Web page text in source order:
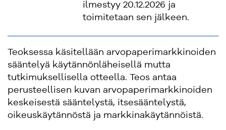
ilmestyy 20.12.2026 ja
toimitetaan sen jälkeen.
Teoksessa käsitellään arvopaperimarkkinoiden
sääntelyä käytännönläheisellä mutta
tutkimuksellisella otteella. Teos antaa
perusteellisen kuvan arvopaperimarkkinoiden
keskeisestä sääntelystä, itsesääntelystä,
oikeuskäytännöstä ja markkinakäytännöistä.